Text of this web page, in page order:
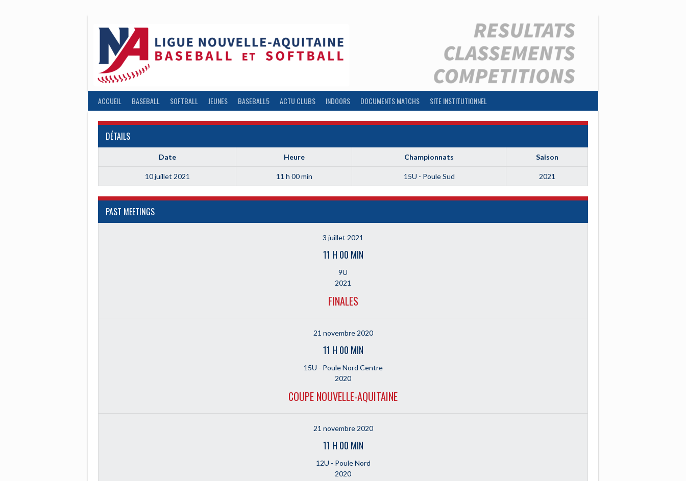
ACCUEIL BASEBALL SOFTBALL JEUNES BASEBALL5 ACTU CLUBS INDOORS DOCUMENTS MATCHS SITE INSTITUTIONNEL
DÉTAILS
Date Heure Championnats Saison
10 juillet 2021 11 h 00 min 15U - Poule Sud 2021
PAST MEETINGS
3 juillet 2021
11 H 00 MIN
9U
2021
FINALES
21 novembre 2020
11 H 00 MIN
15U - Poule Nord Centre
2020
COUPE NOUVELLE-AQUITAINE
21 novembre 2020
11 H 00 MIN
12U - Poule Nord
2020